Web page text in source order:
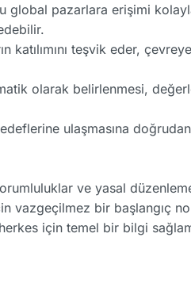
pazarlara erişimi
katılımını teşvik eder,
olarak belirlenmesi,
ulaşmasına
ve yasal
vazgeçilmez bir başlangıç
için temel bir bilgi